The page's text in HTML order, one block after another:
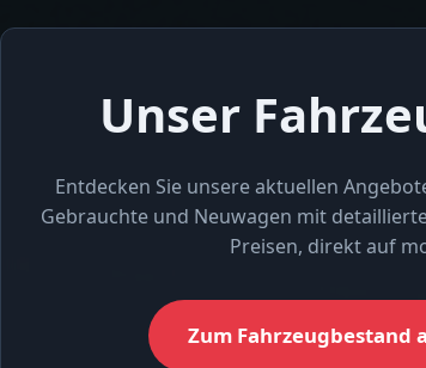
Unser
Entdecken Sie unsere aktuellen
Gebrauchte und Neuwagen mit
Preisen, direkt auf
Zum Fahrzeugbestand